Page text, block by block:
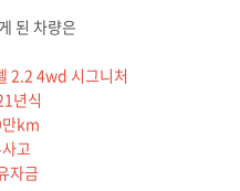
된 차량은
2.2 4wd 시그니처
년식
km
고
자금